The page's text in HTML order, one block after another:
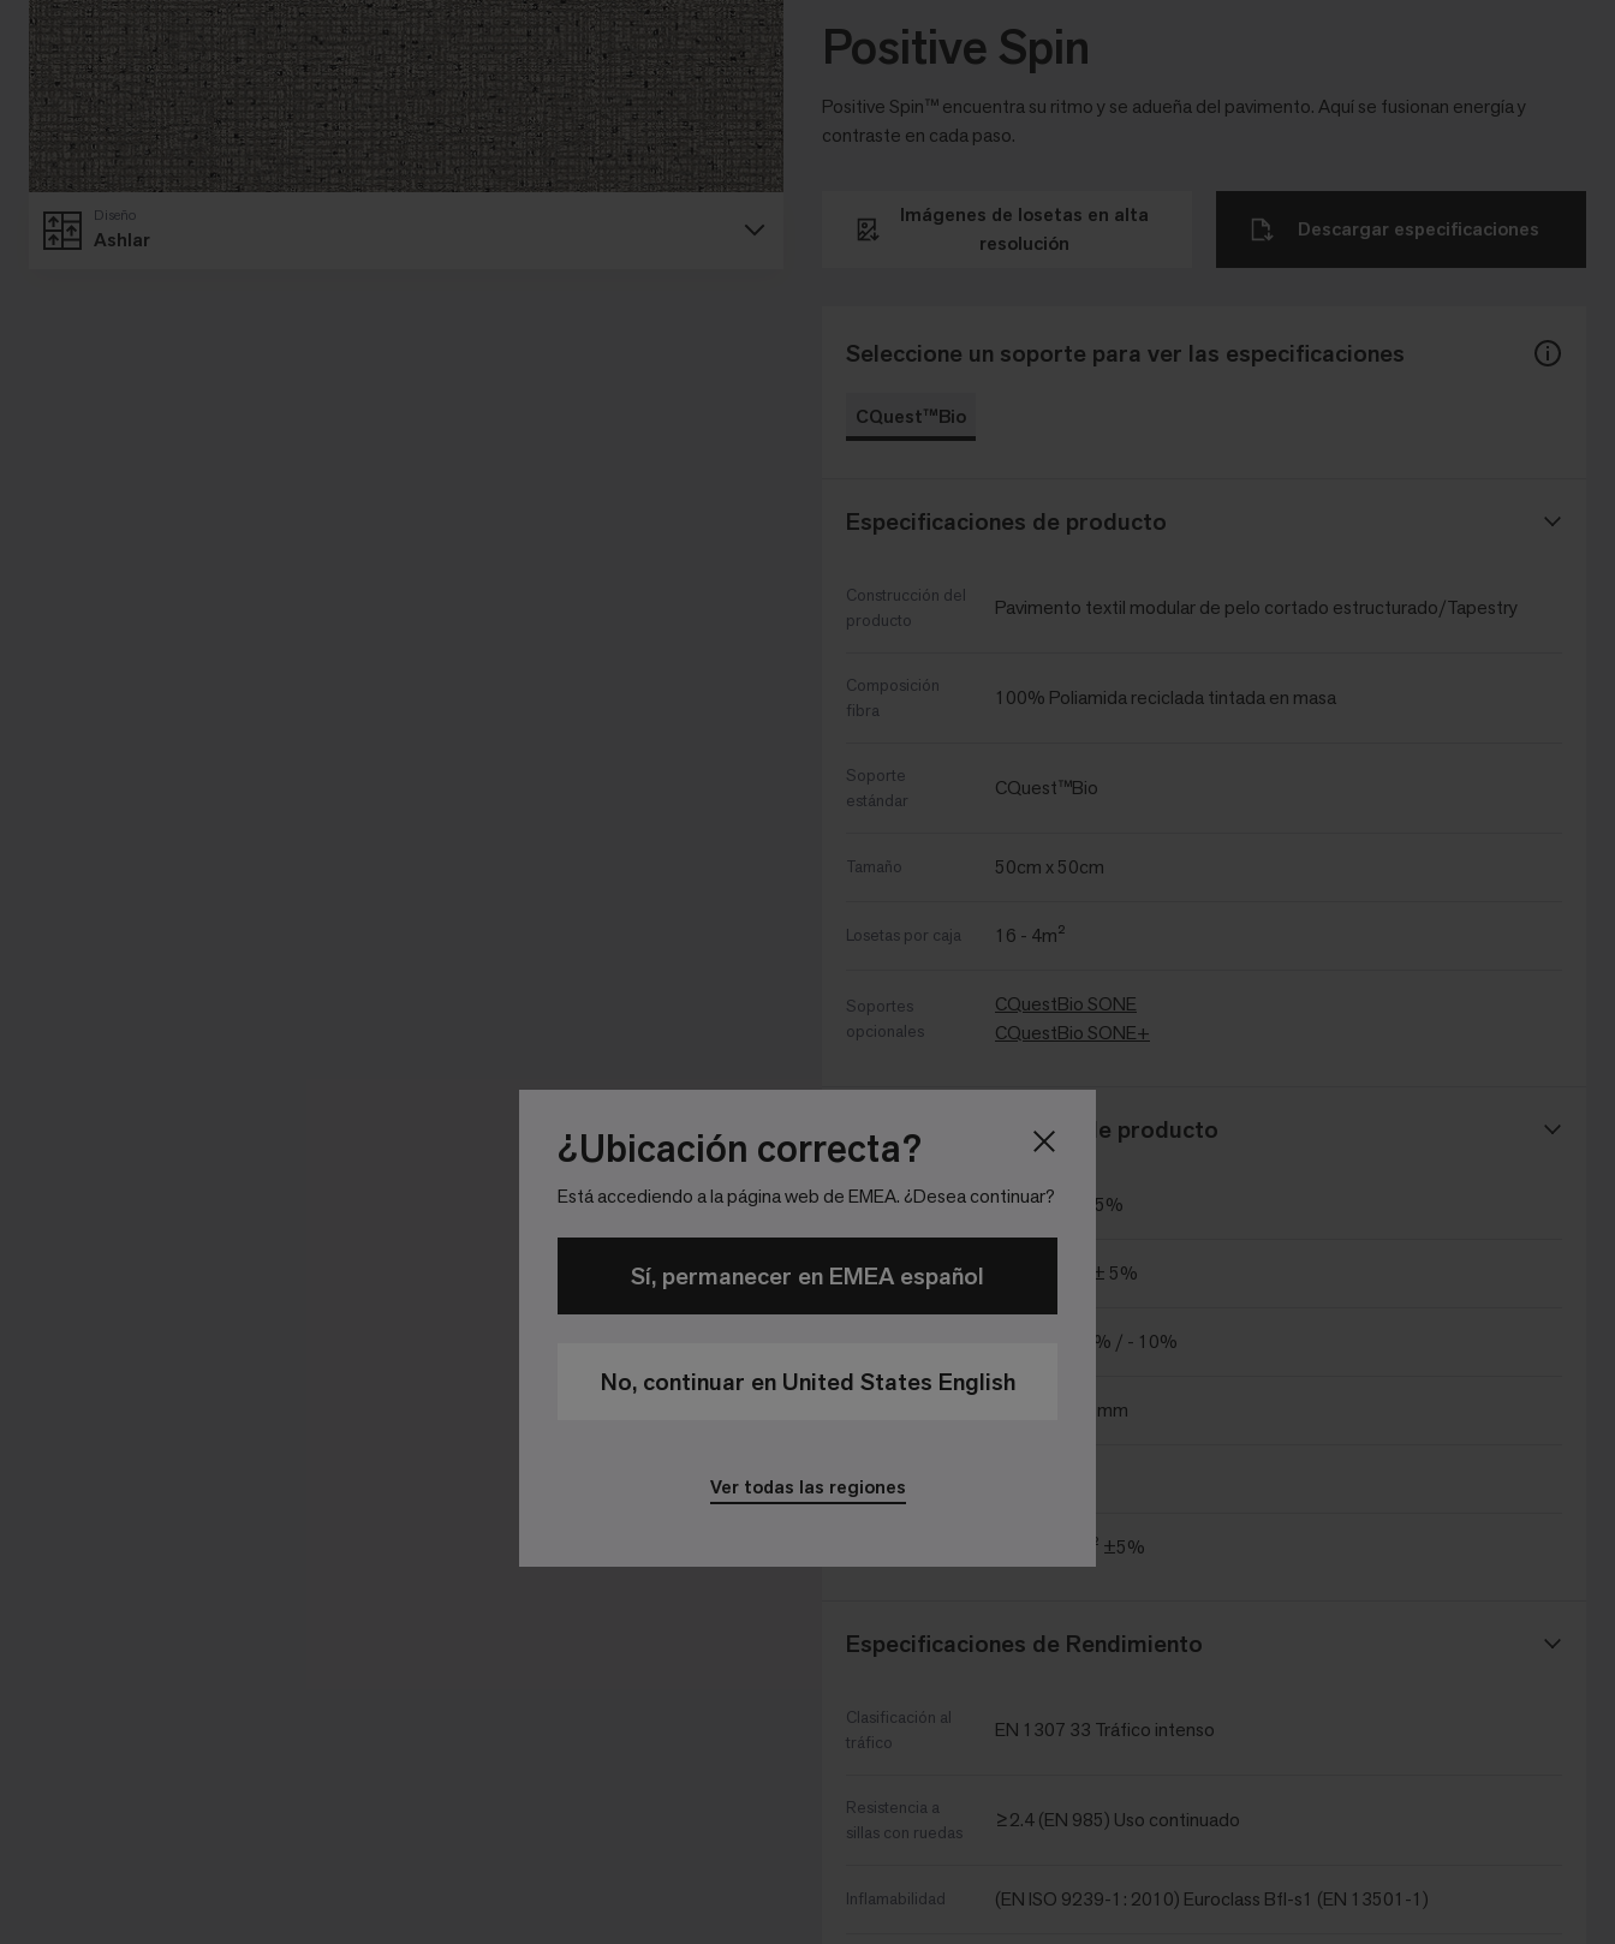
¿Ubicación correcta?
Está accediendo a la página web de EMEA. ¿Desea continuar?
Sí, permanecer en EMEA español
No, continuar en United States English
Ver todas las regiones
Ashlar
Diseño
Positive Spin
Positive Spin™ encuentra su ritmo y se adueña del pavimento. Aquí se fusionan energía y
contraste en cada paso.
Seleccione un soporte para ver las especificaciones
CQuest™Bio
Especificaciones de producto
Construcción del
producto
Pavimento textil modular de pelo cortado estructurado/Tapestry
Composición
fibra
100% Poliamida reciclada tintada en masa
Soporte
estándar
CQuest™Bio
Tamaño 50cm x 50cm
Losetas por caja 16 - 4m²
Soportes
opcionales
CQuestBio SONE
CQuestBio SONE+
Más Especificaciones de producto
Peso Fibra 882 g/m² ± 5%
Peso Total 4,801 g/m² ± 5%
3.7 mm +15% / - 10%
8.7 mm ±0.5mm
Galga x 10 cm
128,700 /m² ±5%
Especificaciones de Rendimiento
Clasificación al
tráfico
EN 1307 33 Tráfico intenso
Resistencia a
sillas con ruedas
≥2.4 (EN 985) Uso continuado
Inflamabilidad (EN ISO 9239-1: 2010) Euroclass Bfl-s1 (EN 13501-1)
Imágenes de losetas en alta
resolución
Descargar especificaciones